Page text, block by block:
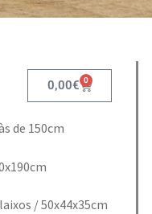
0,00€ 0
de 150cm
/ 50x44x35cm